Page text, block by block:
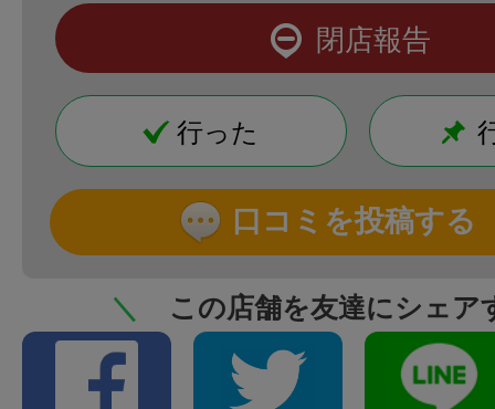
閉店報告
行った
口コミを投稿する
＼ この店舗を友達にシェア